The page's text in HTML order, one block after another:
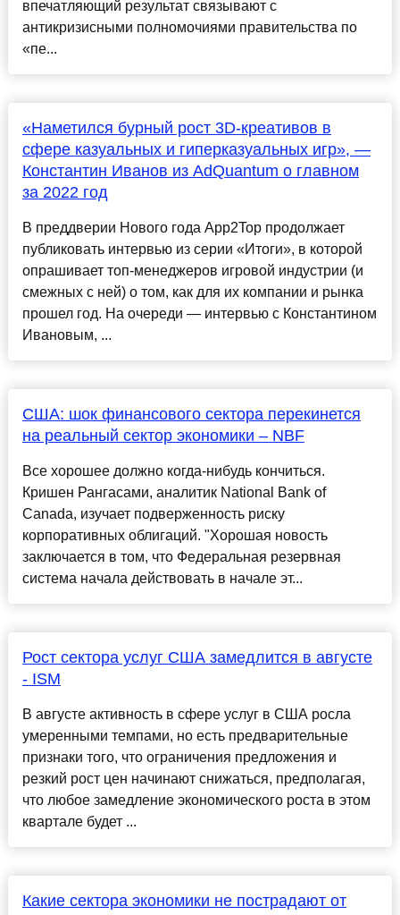
впечатляющий результат связывают с
антикризисными полномочиями правительства по
«пе...
«Наметился бурный рост 3D-креативов в
сфере казуальных и гиперказуальных игр», —
Константин Иванов из AdQuantum о главном
за 2022 год
В преддверии Нового года App2Top продолжает
публиковать интервью из серии «Итоги», в которой
опрашивает топ-менеджеров игровой индустрии (и
смежных с ней) о том, как для их компании и рынка
прошел год. На очереди — интервью с Константином
Ивановым, ...
США: шок финансового сектора перекинется
на реальный сектор экономики – NBF
Все хорошее должно когда-нибудь кончиться.
Кришен Рангасами, аналитик National Bank of
Canada, изучает подверженность риску
корпоративных облигаций. "Хорошая новость
заключается в том, что Федеральная резервная
система начала действовать в начале эт...
Рост сектора услуг США замедлится в августе
- ISM
В августе активность в сфере услуг в США росла
умеренными темпами, но есть предварительные
признаки того, что ограничения предложения и
резкий рост цен начинают снижаться, предполагая,
что любое замедление экономического роста в этом
квартале будет ...
Какие сектора экономики не пострадают от